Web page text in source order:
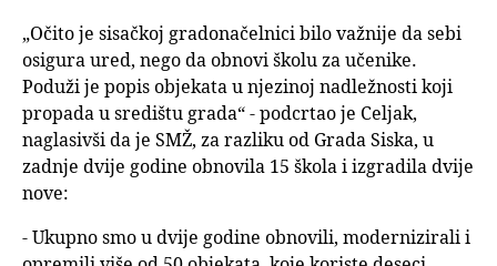
„Očito je sisačkoj gradonačelnici bilo važnije da sebi
osigura ured, nego da obnovi školu za učenike.
Poduži je popis objekata u njezinoj nadležnosti koji
propada u središtu grada“ - podcrtao je Celjak,
naglasivši da je SMŽ, za razliku od Grada Siska, u
zadnje dvije godine obnovila 15 škola i izgradila dvije
nove:
- Ukupno smo u dvije godine obnovili, modernizirali i